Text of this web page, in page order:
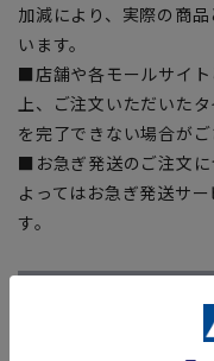
加減により、実際の商
います。
■店舗や各モールサイ
上、ご注文いただいた
を完了できない場合が
■お急ぎ発送のご注文に
よってはお急ぎ発送サ
す。